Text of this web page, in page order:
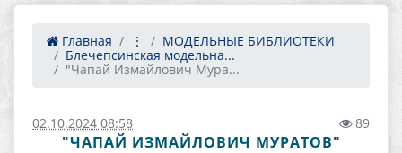
Главная ⋮
МОДЕЛЬНЫЕ БИБЛИОТЕКИ
Блечепсинская модельна...
"Чапай Измайлович Мура...
02.10.2024 08:58 89
"ЧАПАЙ ИЗМАЙЛОВИЧ МУРАТОВ"